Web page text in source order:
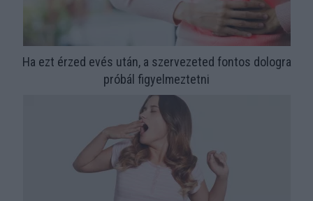
Ha ezt érzed evés után, a szervezeted fontos dologra
próbál figyelmeztetni